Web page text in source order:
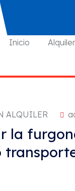
Inicio Alquiler
ALQUILER
la